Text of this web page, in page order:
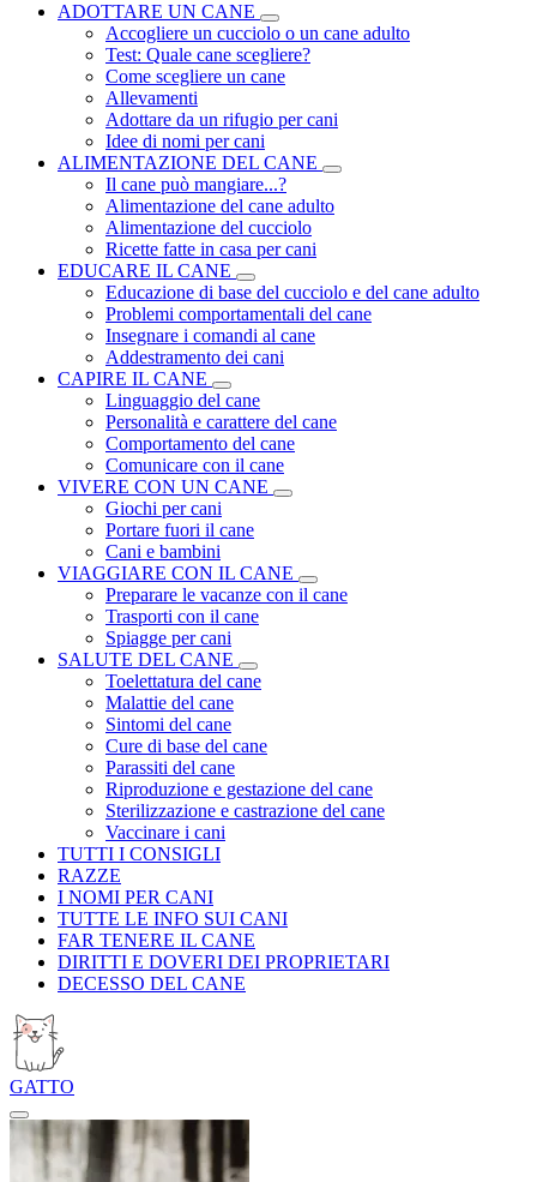
ADOTTARE UN CANE
Accogliere un cucciolo o un cane adulto
Test: Quale cane scegliere?
Come scegliere un cane
Allevamenti
Adottare da un rifugio per cani
Idee di nomi per cani
ALIMENTAZIONE DEL CANE
Il cane può mangiare...?
Alimentazione del cane adulto
Alimentazione del cucciolo
Ricette fatte in casa per cani
EDUCARE IL CANE
Educazione di base del cucciolo e del cane adulto
Problemi comportamentali del cane
Insegnare i comandi al cane
Addestramento dei cani
CAPIRE IL CANE
Linguaggio del cane
Personalità e carattere del cane
Comportamento del cane
Comunicare con il cane
VIVERE CON UN CANE
Giochi per cani
Portare fuori il cane
Cani e bambini
VIAGGIARE CON IL CANE
Preparare le vacanze con il cane
Trasporti con il cane
Spiagge per cani
SALUTE DEL CANE
Toelettatura del cane
Malattie del cane
Sintomi del cane
Cure di base del cane
Parassiti del cane
Riproduzione e gestazione del cane
Sterilizzazione e castrazione del cane
Vaccinare i cani
TUTTI I CONSIGLI
RAZZE
I NOMI PER CANI
TUTTE LE INFO SUI CANI
FAR TENERE IL CANE
DIRITTI E DOVERI DEI PROPRIETARI
DECESSO DEL CANE
GATTO